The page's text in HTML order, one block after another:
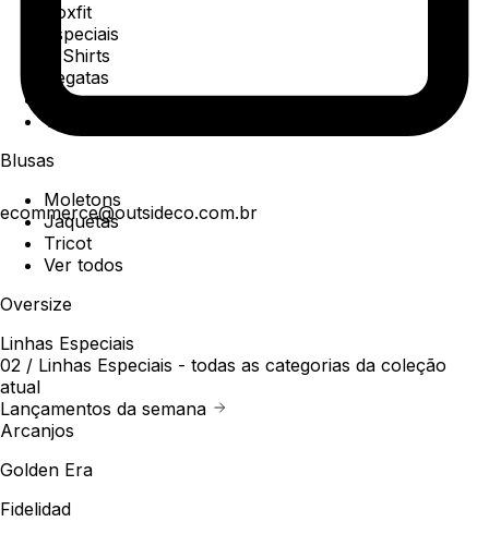
ecommerce@outsideco.com.br
Boxfit
Especiais
T-Shirts
Regatas
Polo
Ver todos
Blusas
Moletons
Jaquetas
Tricot
Ver todos
Oversize
Linhas Especiais
02 / Linhas Especiais - todas as categorias da coleção
atual
Lançamentos da semana
Arcanjos
Golden Era
Fidelidad